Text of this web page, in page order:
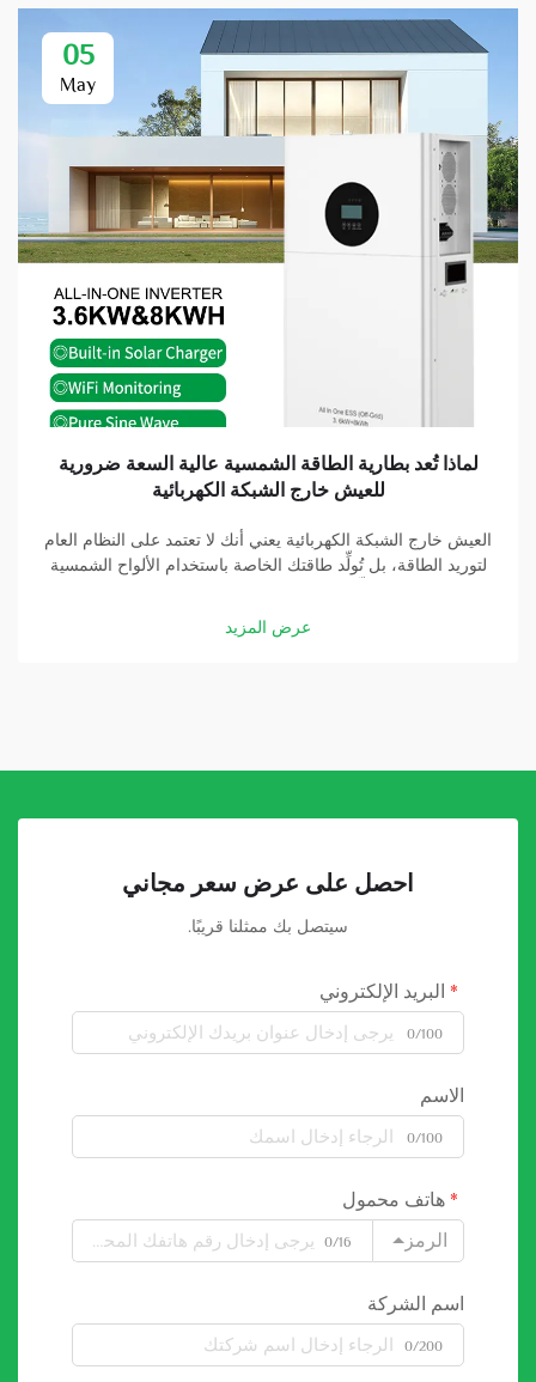
05
May
لماذا تُعد بطارية الطاقة الشمسية عالية السعة ضرورية
للعيش خارج الشبكة الكهربائية
العيش خارج الشبكة الكهربائية يعني أنك لا تعتمد على النظام العام
لتوريد الطاقة، بل تُولِّد طاقتك الخاصة باستخدام الألواح الشمسية
أساسيًّا في هذه المنظومة. وبفضل بطارية جيدة، يمكنك تخزين
الطاقة التي تولِّدها الألواح الشمسية...
عرض المزيد
احصل على عرض سعر مجاني
سيتصل بك ممثلنا قريبًا.
البريد الإلكتروني
0/100
الاسم
0/100
هاتف محمول
الرمز
0/16
اسم الشركة
0/200